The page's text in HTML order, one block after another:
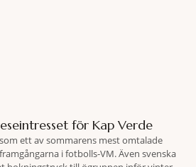
för Kap Verde
ett av sommarens mest omtalade
i fotbolls-VM. Även svenska